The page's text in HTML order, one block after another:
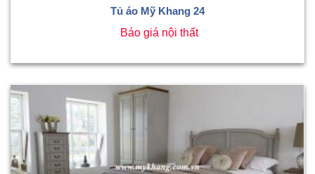
Tủ áo Mỹ Khang 24
Báo giá nội thất